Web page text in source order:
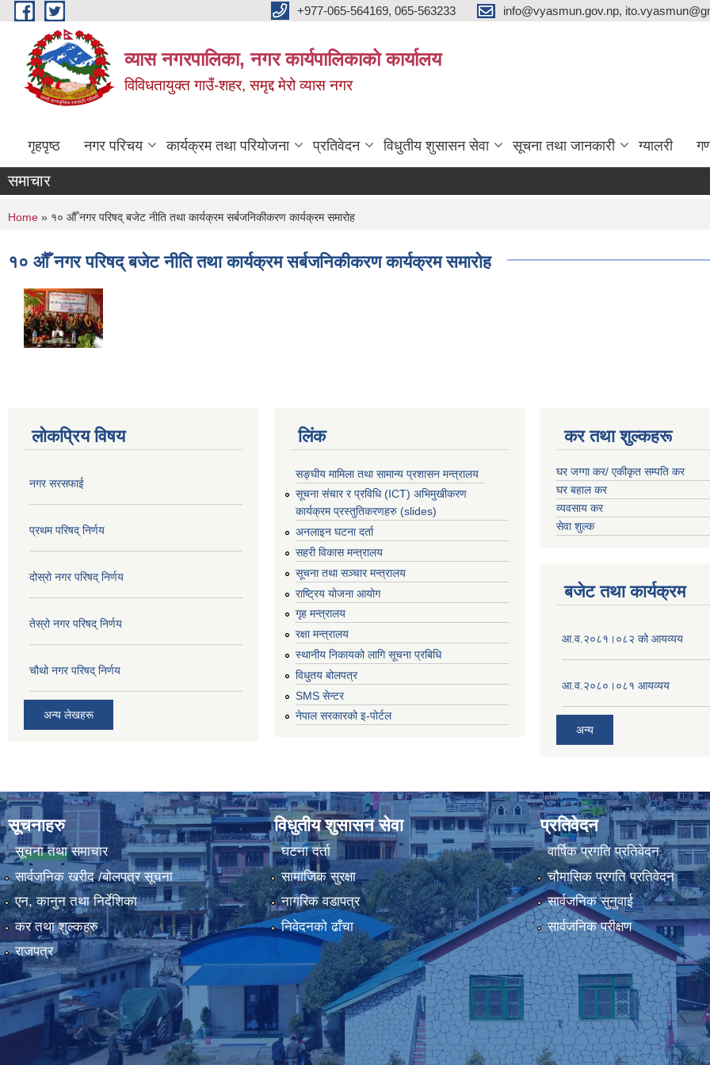
Skip to main content +977-065-564169, 065-563233 info@vyasmun.gov.np,
व्यास नगरपालिका, नगर कार्यपालिकाको कार्यालय
विविधतायुक्त गाउँ-शहर, समृद्द मेरो व्यास नगर
गृहपृष्ठ नगर परिचय कार्यक्रम तथा परियोजना प्रतिवेदन विधुतीय शुसासन सेवा सूचना तथा जानकारी ग्यालरी
समाचार
You are here
Home » १० औँ नगर परिषद् बजेट नीति तथा कार्यक्रम सर्बजनिकीकरण कार्यक्रम समारोह
१० औँ नगर परिषद् बजेट नीति तथा कार्यक्रम सर्बजनिकीकरण कार्यक्रम समारोह
लोकप्रिय विषय
नगर सरसफाई
प्रथम परिषद् निर्णय
दोस्रो नगर परिषद् निर्णय
तेस्रो नगर परिषद् निर्णय
चौथो नगर परिषद् निर्णय
अन्य लेखहरू
लिंक
सङ्घीय मामिला तथा सामान्य प्रशासन मन्त्रालय
सूचना संचार र प्रविधि (ICT) अभिमुखीकरण
कार्यक्रम प्रस्तुतिकरणहरु (slides)
अनलाइन घटना दर्ता
सहरी विकास मन्त्रालय
सूचना तथा सञ्चार मन्त्रालय
राष्ट्रिय योजना आयोग
गृह मन्त्रालय
रक्षा मन्त्रालय
स्थानीय निकायको लागि सूचना प्रबिधि
विधुतय बोलपत्र
SMS सेन्टर
नेपाल सरकारको इ-पोर्टल
कर तथा शुल्कहरू
घर जग्गा कर/ एकीकृत सम्पति कर
घर बहाल कर
व्यवसाय कर
सेवा शुल्क
बजेट तथा कार्यक्रम
आ.व.२०८१।०८२ को आयव्यय
आ.व.२०८०।०८१ आयव्यय
अन्य
सूचनाहरु
सूचना तथा समाचार
सार्वजनिक खरीद /बोलपत्र सूचना
एन, कानुन तथा निर्देशिका
कर तथा शुल्कहरु
राजपत्र
विधुतीय शुसासन सेवा
घटना दर्ता
सामाजिक सुरक्षा
नागरिक वडापत्र
निवेदनको ढाँचा
प्रतिवेदन
वार्षिक प्रगति प्रतिवेदन
चौमासिक प्रगति प्रतिवेदन
सार्वजनिक सुनुवाई
सार्वजनिक परीक्षण